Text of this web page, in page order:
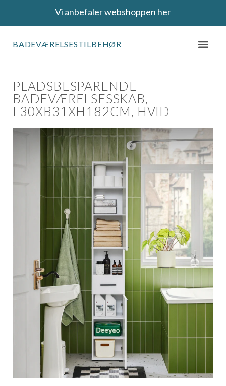
Vi anbefaler webshoppen her
BADEVÆRELSESTILBEHØR
PLADSBESPARENDE
BADEVÆRELSESSKAB,
L30XB31XH182CM, HVID